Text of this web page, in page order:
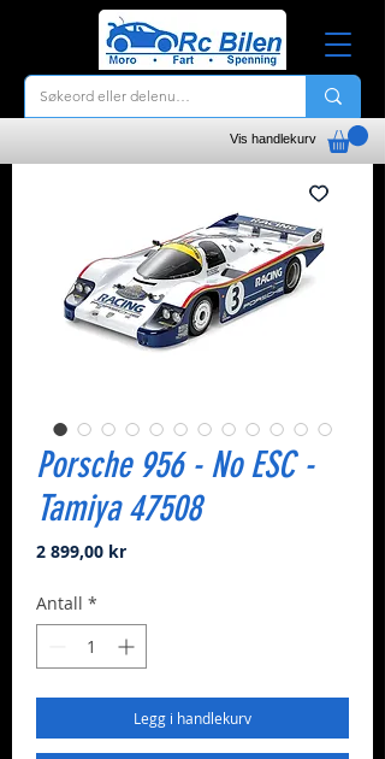
Vis handlekurv
Porsche 956 - No ESC -
Tamiya 47508
2 899,00 krPris
Antall *
Legg i handlekurv